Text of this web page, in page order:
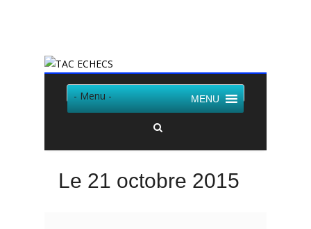
- Menu - MENU
Le 21 octobre 2015